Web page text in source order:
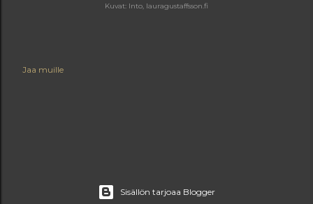
Kuvat: Into, lauragustaffsson.fi
Jaa muille
Sisällön tarjoaa Blogger